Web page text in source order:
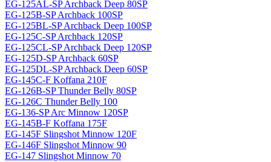
EG-125AL-SP Archback Deep 80SP
EG-125B-SP Archback 100SP
EG-125BL-SP Archback Deep 100SP
EG-125C-SP Archback 120SP
EG-125CL-SP Archback Deep 120SP
EG-125D-SP Archback 60SP
EG-125DL-SP Archback Deep 60SP
EG-145C-F Koffana 210F
EG-126B-SP Thunder Belly 80SP
EG-126C Thunder Belly 100
EG-136-SP Arc Minnow 120SP
EG-145B-F Koffana 175F
EG-145F Slingshot Minnow 120F
EG-146F Slingshot Minnow 90
EG-147 Slingshot Minnow 70